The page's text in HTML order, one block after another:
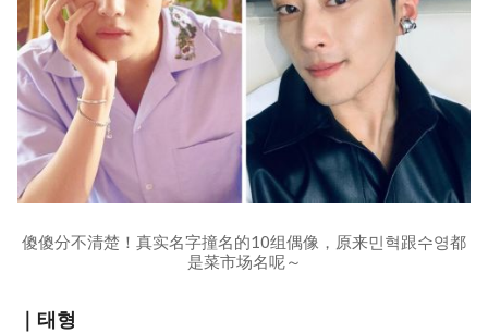
傻傻分不清楚！真实名字撞名的10组偶像，原来민혁跟수영都
是菜市场名呢～
｜태형